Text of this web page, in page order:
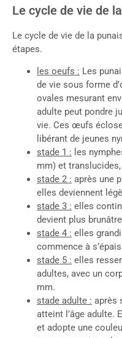
Le cycle de vie de
Le cycle de vie de la
étapes.
les oeufs : Les
de vie sous forme
ovales mesurant
adulte peut pondre
vie. Ces œufs
libérant de jeunes
stade 1 : les
mm) et
stade 2 : après une
elles deviennent
stade 3 : elles
devient plus
stade 4 : elles
commence à
stade 5 : elles
adultes, avec un
mm.
stade adulte : après
atteint l’âge adulte.
et adopte une